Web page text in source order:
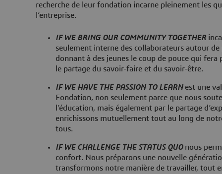
recherche de leur fondation incarne pleinement les
l’entreprise.
IF WE BRING OUR COMMUNITY TOGETHER
seulement interne des collaborateurs autour
donnant à des jeunes le coup de pouce qui fera
le partage du savoir-faire et du savoir-être.
IF WE HAVE THE PASSION TO LEARNest une
Fondation, non seulement parce que nous
l’éducation, mais également par le partage
enrichissons mutuellement tout au long de
tous.
IF WE CHALLENGE THE STATUS QUOnous
confort. Nous préparons une nouvelle
transformons notre manière de travailler, tout